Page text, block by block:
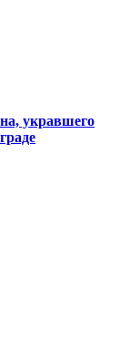
укравшего